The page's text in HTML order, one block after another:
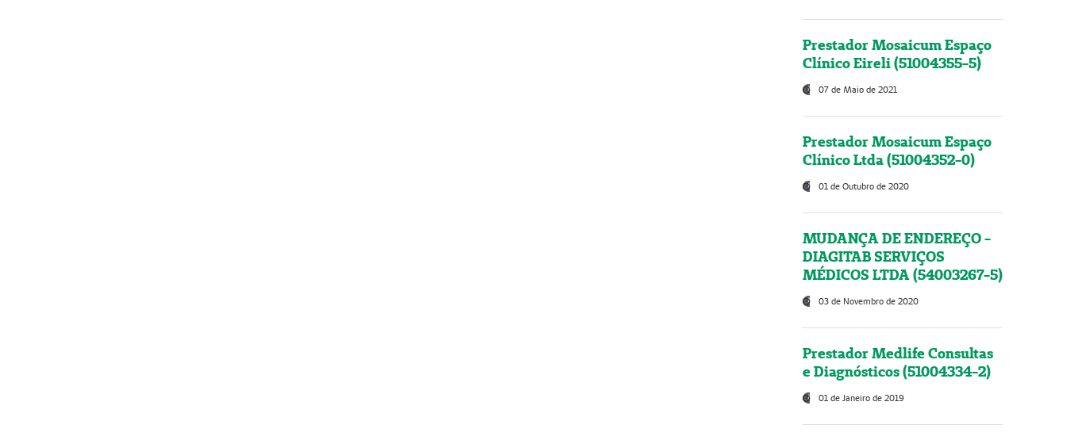
Prestador Mosaicum Espaço
Clínico Eireli (51004355-5)
07 de Maio de 2021
Prestador Mosaicum Espaço
Clínico Ltda (51004352-0)
01 de Outubro de 2020
MUDANÇA DE ENDEREÇO -
DIAGITAB SERVIÇOS
MÉDICOS LTDA (54003267-5)
03 de Novembro de 2020
Prestador Medlife Consultas
e Diagnósticos (51004334-2)
01 de Janeiro de 2019